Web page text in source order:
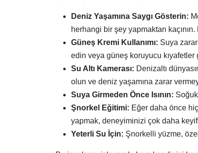
Deniz Yaşamına Saygı Gösterin:
herhangi bir şey yapmaktan
Güneş Kremi Kullanımı: Suya
edin veya güneş koruyucu kıyafetler
Su Altı Kamerası: Denizaltı
olun ve deniz yaşamına zarar
Suya Girmeden Önce Isının:
Şnorkel Eğitimi: Eğer daha önce
yapmak, deneyiminizi çok daha
Yeterli Su İçin: Şnorkelli yüzme,